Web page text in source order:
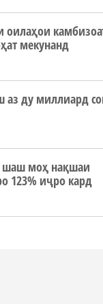
оилаҳои
мекунанд
аз ду миллиард
шаш моҳ нақшаи
123% иҷро кард